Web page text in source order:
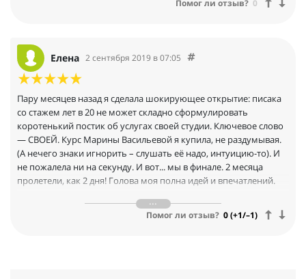
Помог ли отзыв? 0
Елена 2 сентября 2019 в 07:05
Пару месяцев назад я сделала шокирующее открытие: писака
со стажем лет в 20 не может складно сформулировать
коротенький постик об услугах своей студии. Ключевое слово
— СВОЕЙ. Курс Марины Васильевой я купила, не раздумывая.
(А нечего знаки игнорить – слушать её надо, интуицию-то). И
не пожалела ни на секунду. И вот... мы в финале. 2 месяца
пролетели, как 2 дня! Голова моя полна идей и впечатлений.
не получала ни разу в жизни. И... я вижу!! Вижу РАЗНИЦУ!!! И –
та-да-дам! – её вижу не только я!!!! Люди звонят, пишут,
Помог ли отзыв? 0 (+1/–1)